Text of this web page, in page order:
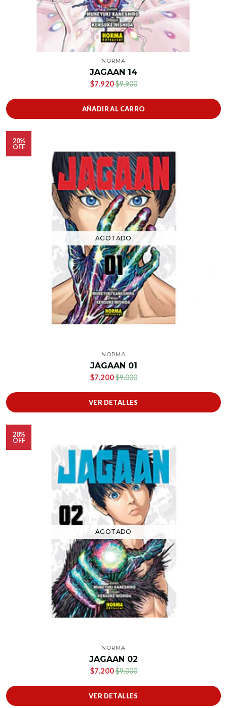
NORMA
JAGAAN 14
$7.920$9.900
AÑADIR AL CARRO
20%
OFF
AGOTADO
NORMA
JAGAAN 01
$7.200$9.000
VER DETALLES
20%
OFF
AGOTADO
NORMA
JAGAAN 02
$7.200$9.000
VER DETALLES